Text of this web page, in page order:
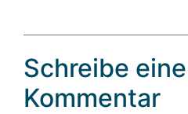
Schreibe
Kommentar